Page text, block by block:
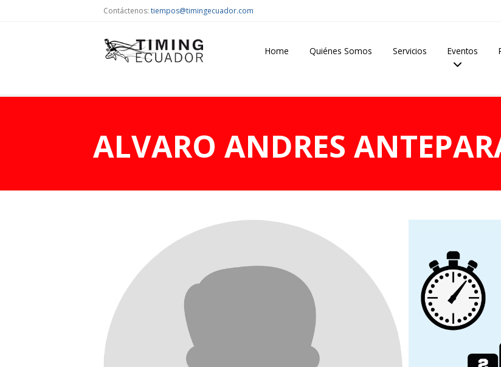
Contáctenos: tiempos@timingecuador.com
Home Quiénes Somos Servicios Eventos
ALVARO ANDRES